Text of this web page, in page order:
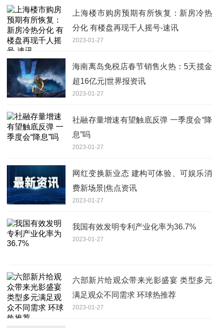
上海楼市购房预期有所恢复：新房冷热
分化 有楼盘再现千人摇号-速讯
2023-01-27
海南离岛免税店春节销售火热：5天揽金
超16亿元|世界报资讯
2023-01-27
社融存量增速有望触底反弹 一季度会“降
息”吗
2023-01-27
网红变换新业态 建构可体验、可娱乐消
费新场景|焦点资讯
2023-01-27
我国有效发明专利产业化率为36.7%
2023-01-27
六部新片给观众带来光影盛宴 类型多元
满足观众不同需求 环球热推荐
2023-01-27